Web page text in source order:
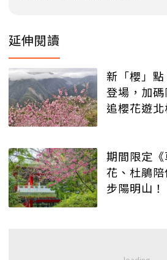
延伸閱讀
新「櫻」
登場，加
追櫻花遊
期間限定
花、杜鵑
步陽明山！